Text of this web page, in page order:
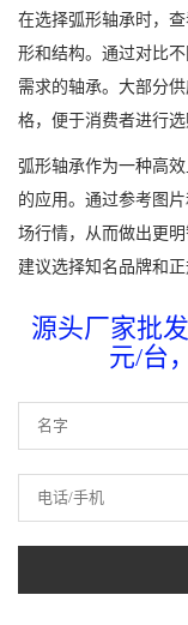
在选择弧形轴承时，
形和结构。通过对比
需求的轴承。大部分
格，便于消费者进行选
弧形轴承作为一种高
的应用。通过参考图
场行情，从而做出更
建议选择知名品牌和
源头厂家批
元/台